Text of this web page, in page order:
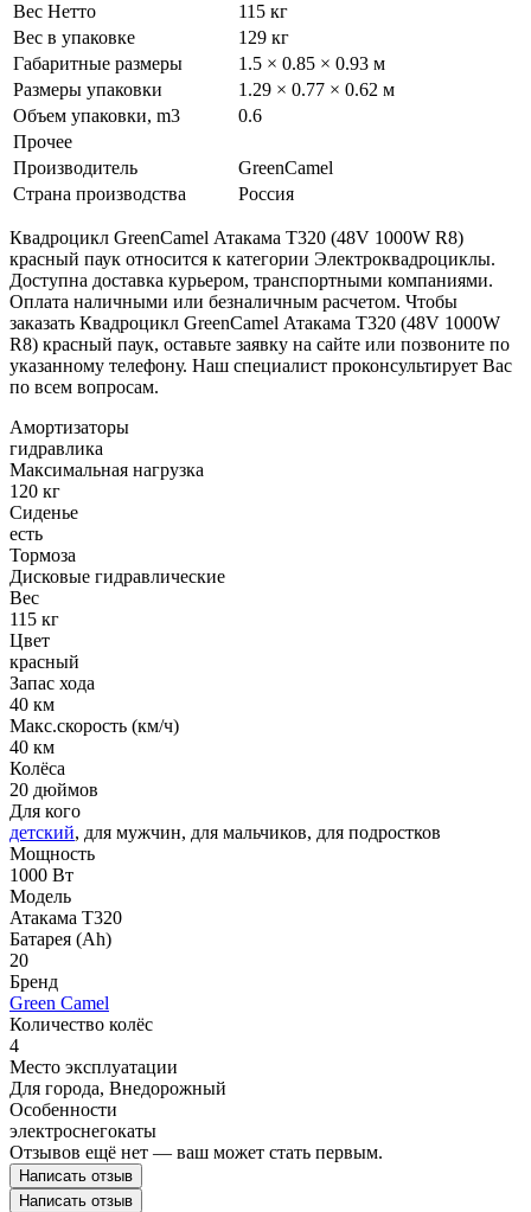
Вес Нетто
115 кг
Вес в упаковке
129 кг
Габаритные размеры
1.5 × 0.85 × 0.93 м
Размеры упаковки
1.29 × 0.77 × 0.62 м
Объем упаковки, m3
0.6
Прочее
Производитель
GreenCamel
Страна производства
Россия
Квадроцикл GreenCamel Атакама T320 (48V 1000W R8)
красный паук относится к категории Электроквадроциклы.
Доступна доставка курьером, транспортными компаниями.
Оплата наличными или безналичным расчетом. Чтобы
заказать Квадроцикл GreenCamel Атакама T320 (48V 1000W
R8) красный паук, оставьте заявку на сайте или позвоните по
указанному телефону. Наш специалист проконсультирует Вас
по всем вопросам.
Амортизаторы
гидравлика
Максимальная нагрузка
120 кг
Сиденье
есть
Тормоза
Дисковые гидравлические
Вес
115 кг
Цвет
красный
Запас хода
40 км
Макс.скорость (км/ч)
40 км
Колёса
20 дюймов
Для кого
детский, для мужчин, для мальчиков, для подростков
Мощность
1000 Вт
Модель
Атакама T320
Батарея (Ah)
20
Бренд
Green Camel
Количество колёс
4
Место эксплуатации
Для города, Внедорожный
Особенности
электроснегокаты
Отзывов ещё нет — ваш может стать первым.
Написать отзыв
Написать отзыв